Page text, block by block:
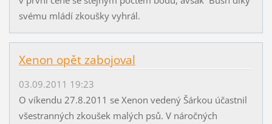
svému mládí zkoušky vyhrál.
Xenon opět zabojoval
03.09.2011 19:23
O víkendu 27.8.2011 se Xenon vedený Šárkou účastnil
všestranných zkoušek malých psů. V náročných